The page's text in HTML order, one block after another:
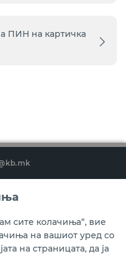
ПИН на картичка
800
LinkedIn
Youtube
мБанка.
сите колачиња“, вие
на вашиот уред со
на страницата, да ја